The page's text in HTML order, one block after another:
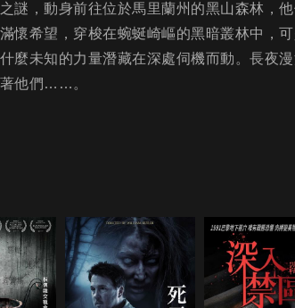
謎，動身前往位於馬里蘭州的黑山森林，
懷希望，穿梭在蜿蜒崎嶇的黑暗叢林中，
麼未知的力量潛藏在深處伺機而動。長夜
著他們……。